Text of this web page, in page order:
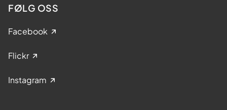
FØLG OSS
Facebook
Flickr
Instagram